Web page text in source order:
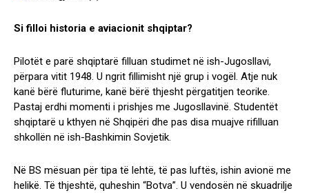
Si filloi historia e aviacionit shqiptar?
Pilotët e parë shqiptarë filluan studimet në ish-Jugosllavi,
përpara vitit 1948. U ngrit fillimisht një grup i vogël. Atje nuk
kanë bërë fluturime, kanë bërë thjesht përgatitjen teorike.
Pastaj erdhi momenti i prishjes me Jugosllavinë. Studentët
shqiptarë u kthyen në Shqipëri dhe pas disa muajve rifilluan
shkollën në ish-Bashkimin Sovjetik.
Në BS mësuan për tipa të lehtë, të pas luftës, ishin avionë me
helikë. Të thjeshtë, quheshin “Botva”. U vendosën në skuadrilje